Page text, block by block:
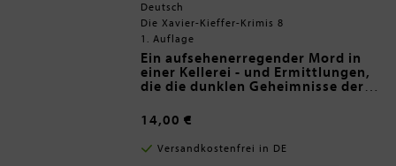
Deutsch
Die Xavier-Kieffer-Krimis 8
1. Auflage
Ein aufsehenerregender Mord in
einer Kellerei - und Ermittlungen,
die die dunklen Geheimnisse der
Koch Xavier Kieffer einst in der
Champagne absolviert. Als er dort
einen alten Freund besucht, der
inzwischen ein Champagnerhaus
InVerhängnisvoller Champagner
beginnt Kieffer zu ermitteln und
14,00 €
Versandkostenfrei in DE